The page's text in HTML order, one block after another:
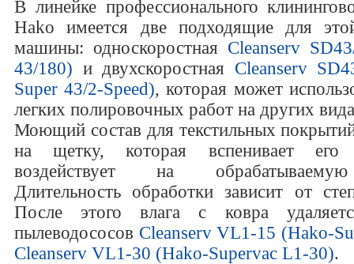
В линейке профессионального
Hako имеется две подходящие для
машины: односкоростная Cleanserv
43/180) и двухскоростная Cleanserv
Super 43/2-Speed), которая может
легких полировочных работ на других
Моющий состав для текстильных
на щетку, которая вспенивает его
воздействует на
Длительность обработки зависит от
После этого влага с ковра
пылеводососов Cleanserv VL1-15 (Hako-
Cleanserv VL1-30 (Hako-Supervac L1-30).